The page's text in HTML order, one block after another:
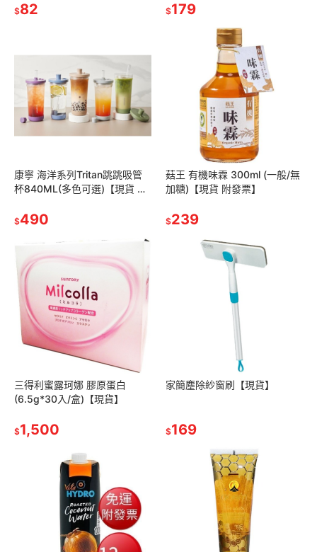
$82 $179
康寧 海洋系列Tritan跳跳吸管
杯840ML(多色可選)【現貨 附
$490
菇王 有機味霖 300ml (一般/無
加糖)【現貨 附發票】
$239
三得利蜜露珂娜 膠原蛋白
(6.5g*30入/盒)【現貨】
$1,500
家簡塵除紗窗刷【現貨】
$169